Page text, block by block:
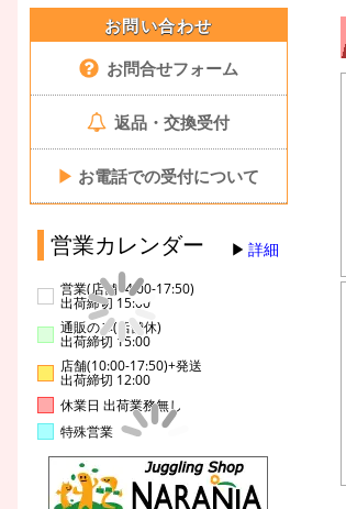
お問い合わせ
お問合せフォーム
返品・交換受付
▶ お電話での受付について
営業カレンダー 詳細
営業(店舗14:00-17:50)
出荷締切 15:00
通販のみ(店舗休)
出荷締切 15:00
店舗(10:00-17:50)+発送
出荷締切 12:00
休業日 出荷業務無し
特殊営業